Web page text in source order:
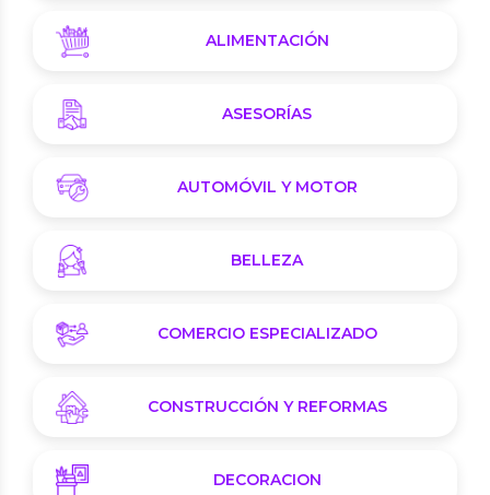
ALIMENTACIÓN
ASESORÍAS
AUTOMÓVIL Y MOTOR
BELLEZA
COMERCIO ESPECIALIZADO
CONSTRUCCIÓN Y REFORMAS
DECORACION